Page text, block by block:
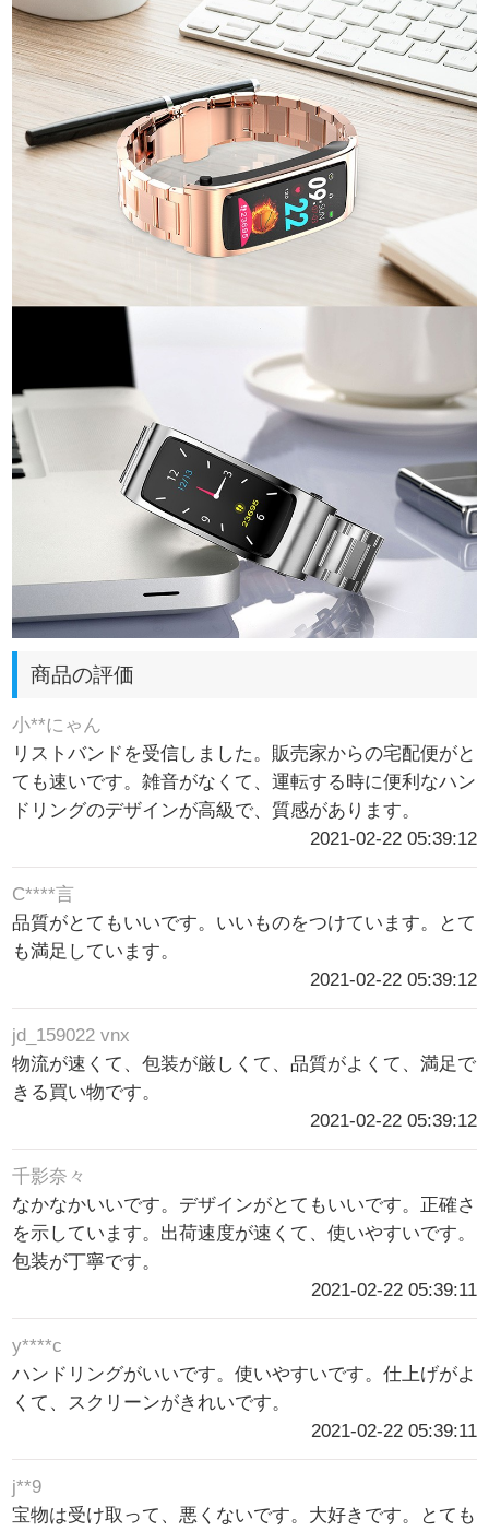
商品の評価
小**にゃん
リストバンドを受信しました。販売家からの宅配便がと
ても速いです。雑音がなくて、運転する時に便利なハン
ドリングのデザインが高級で、質感があります。
2021-02-22 05:39:12
C****言
品質がとてもいいです。いいものをつけています。とて
も満足しています。
2021-02-22 05:39:12
jd_159022 vnx
物流が速くて、包装が厳しくて、品質がよくて、満足で
きる買い物です。
2021-02-22 05:39:12
千影奈々
なかなかいいです。デザインがとてもいいです。正確さ
を示しています。出荷速度が速くて、使いやすいです。
包装が丁寧です。
2021-02-22 05:39:11
y****c
ハンドリングがいいです。使いやすいです。仕上げがよ
くて、スクリーンがきれいです。
2021-02-22 05:39:11
j**9
宝物は受け取って、悪くないです。大好きです。とても